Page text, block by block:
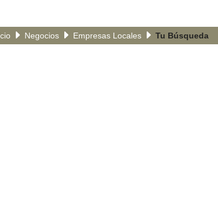
Negocios Empresas Locales Tu Búsqueda